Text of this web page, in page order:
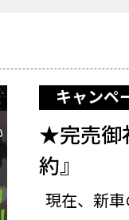
キャンペ
★完売御
約』
現在、新